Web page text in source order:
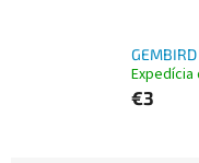
Expedícia
€3